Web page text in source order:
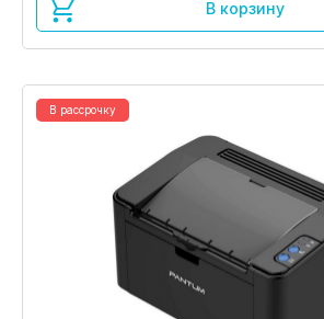
В корзину
В рассрочку